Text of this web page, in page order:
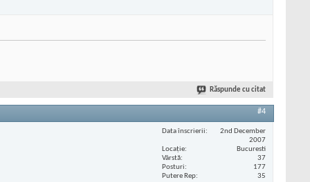
Răspunde cu citat
#4
Data înscrierii
2nd December
2007
Locaţie
Bucuresti
Vârstă
37
Posturi
177
Putere Rep
35